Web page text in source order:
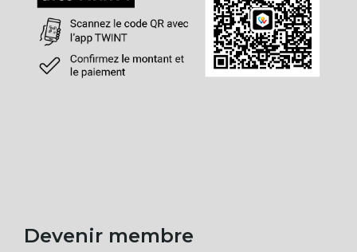
Devenir membre